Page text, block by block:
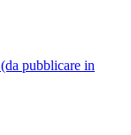
pubblicare in